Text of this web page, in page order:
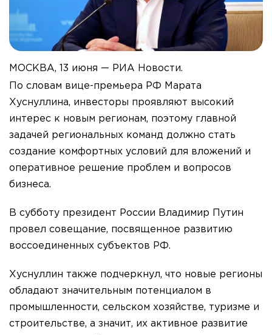
МОСКВА, 13 июня — РИА Новости.
По словам вице-премьера РФ Марата
Хуснуллина, инвесторы проявляют высокий
интерес к новым регионам, поэтому главной
задачей региональных команд должно стать
создание комфортных условий для вложений и
оперативное решение проблем и вопросов
бизнеса.
В субботу президент России Владимир Путин
провел совещание, посвященное развитию
воссоединенных субъектов РФ.
Хуснуллин также подчеркнул, что новые регионы
обладают значительным потенциалом в
промышленности, сельском хозяйстве, туризме и
строительстве, а значит, их активное развитие